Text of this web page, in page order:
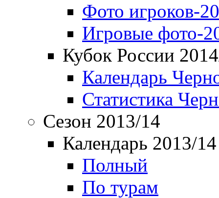
Фото игроков-
Игровые фото-
Кубок России
Календарь
Статистика
Сезон 2013/14
Календарь 2013/14
Полный
По турам